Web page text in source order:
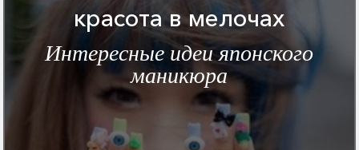
красота в мелочах
Интересные идеи японского
маникюра